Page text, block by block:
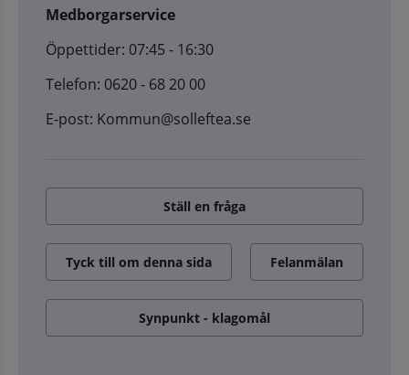
Medborgarservice
Öppettider: 07:45 - 16:30
Telefon: 0620 - 68 20 00
E-post: Kommun@solleftea.se
Ställ en fråga
Tyck till om denna sida Felanmälan
Synpunkt - klagomål